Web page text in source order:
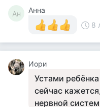
Ан
Анна
8
Иори
Устами
сейчас
нервной